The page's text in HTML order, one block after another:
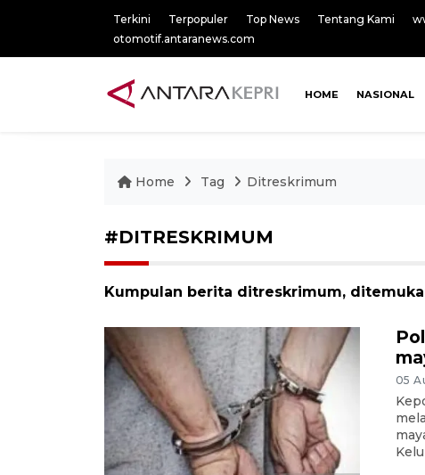
Terkini Terpopuler Top News Tentang Kami
otomotif.antaranews.com
HOME NASIONAL
Home Tag Ditreskrimum
#DITRESKRIMUM
Kumpulan berita ditreskrimum,
05